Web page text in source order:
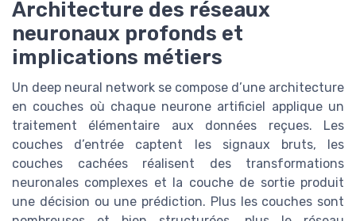
Architecture des réseaux
neuronaux profonds et
implications métiers
Un deep neural network se compose d’une architecture
en couches où chaque neurone artificiel applique un
traitement élémentaire aux données reçues. Les
couches d’entrée captent les signaux bruts, les
couches cachées réalisent des transformations
neuronales complexes et la couche de sortie produit
une décision ou une prédiction. Plus les couches sont